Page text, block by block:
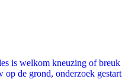
is welkom kneuzing of breuk
de grond, onderzoek gestart